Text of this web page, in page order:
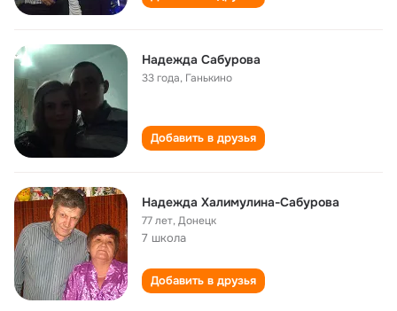
Надежда Сабурова
33 года, Ганькино
Добавить в друзья
Надежда Халимулина-Сабурова
77 лет,Донецк
7 школа
Добавить в друзья